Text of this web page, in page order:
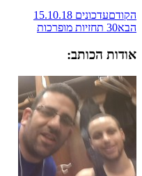
הקודםעדכונים 15.10.18
הבא30 תחזיות מופרכות
אודות הכותב: